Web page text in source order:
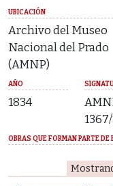
UBICACIÓN
Archivo del Museo
Nacional del Prado
(AMNP)
AÑO
1834
1367/
OBRAS QUE FORMAN PARTE DE